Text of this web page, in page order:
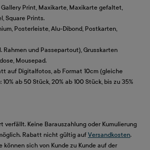
Print, Maxikarte, Maxikarte gefaltet,
Square Prints.
Posterleiste, Alu-Dibond, Postkarten,
Rahmen und Passepartout), Grusskarten
Mousepad.
auf Digitalfotos, ab Format 10cm (gleiche
ab 50 Stück, 20% ab 100 Stück, bis zu 35%
verfällt. Keine Barauszahlung oder Kumulierung
Rabatt nicht gültig auf Versandkosten.
können sich von Kunde zu Kunde auf der